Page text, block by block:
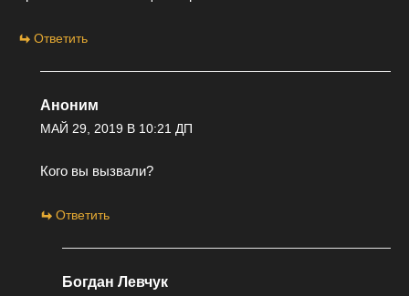
Ответить
Аноним
МАЙ 29, 2019 В 10:21 ДП
Кого вы вызвали?
Ответить
Богдан Левчук